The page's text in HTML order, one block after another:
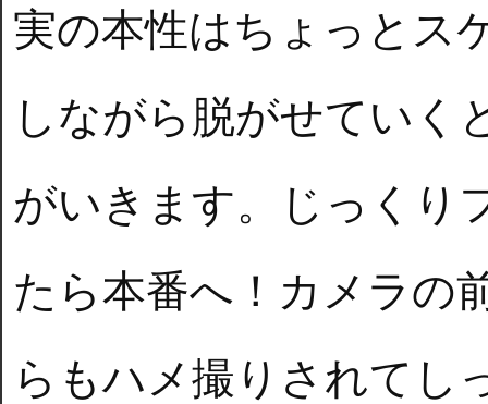
実の本性はちょっとス
しながら脱がせていく
がいきます。じっくり
たら本番へ！カメラの
らもハメ撮りされて